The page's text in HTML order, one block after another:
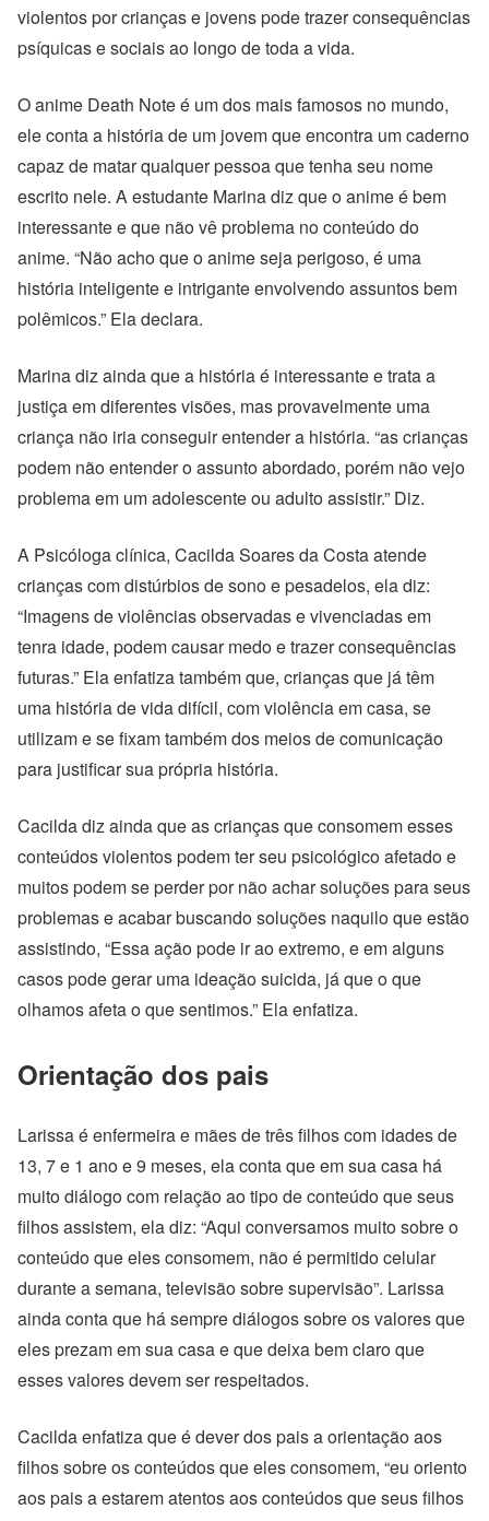
violentos por crianças e jovens pode trazer consequências
psíquicas e sociais ao longo de toda a vida.
O anime Death Note é um dos mais famosos no mundo,
ele conta a história de um jovem que encontra um caderno
capaz de matar qualquer pessoa que tenha seu nome
escrito nele. A estudante Marina diz que o anime é bem
interessante e que não vê problema no conteúdo do
anime. “Não acho que o anime seja perigoso, é uma
história inteligente e intrigante envolvendo assuntos bem
polêmicos.” Ela declara.
Marina diz ainda que a história é interessante e trata a
justiça em diferentes visões, mas provavelmente uma
criança não iria conseguir entender a história. “as crianças
podem não entender o assunto abordado, porém não vejo
problema em um adolescente ou adulto assistir.” Diz.
A Psicóloga clínica, Cacilda Soares da Costa atende
crianças com distúrbios de sono e pesadelos, ela diz:
“Imagens de violências observadas e vivenciadas em
tenra idade, podem causar medo e trazer consequências
futuras.” Ela enfatiza também que, crianças que já têm
uma história de vida difícil, com violência em casa, se
utilizam e se fixam também dos meios de comunicação
para justificar sua própria história.
Cacilda diz ainda que as crianças que consomem esses
conteúdos violentos podem ter seu psicológico afetado e
muitos podem se perder por não achar soluções para seus
problemas e acabar buscando soluções naquilo que estão
assistindo, “Essa ação pode ir ao extremo, e em alguns
casos pode gerar uma ideação suicida, já que o que
olhamos afeta o que sentimos.” Ela enfatiza.
Orientação dos pais
Larissa é enfermeira e mães de três filhos com idades de
13, 7 e 1 ano e 9 meses, ela conta que em sua casa há
muito diálogo com relação ao tipo de conteúdo que seus
filhos assistem, ela diz: “Aqui conversamos muito sobre o
conteúdo que eles consomem, não é permitido celular
durante a semana, televisão sobre supervisão”. Larissa
ainda conta que há sempre diálogos sobre os valores que
eles prezam em sua casa e que deixa bem claro que
esses valores devem ser respeitados.
Cacilda enfatiza que é dever dos pais a orientação aos
filhos sobre os conteúdos que eles consomem, “eu oriento
aos pais a estarem atentos aos conteúdos que seus filhos